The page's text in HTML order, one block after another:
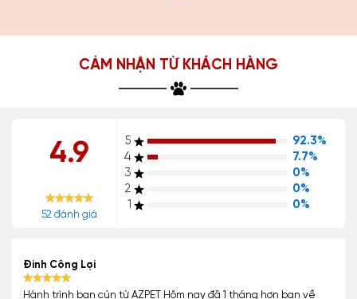
CẢM NHẬN TỪ KHÁCH HÀNG
4.9
52 đánh giá
5
92.3%
4
7.7%
3
0%
2
0%
1
0%
Đinh Công Lợi
Hành trình bạn cún từ AZPET Hôm nay đã 1 tháng hơn bạn về